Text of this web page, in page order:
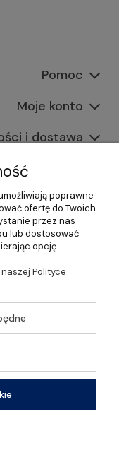
Pomoc
Moje konto
i dostawa
Informacje
O nas
|
barów
poprawne
ofertę do Twoich
przez nas
lub dostosować
opcję
Polityce